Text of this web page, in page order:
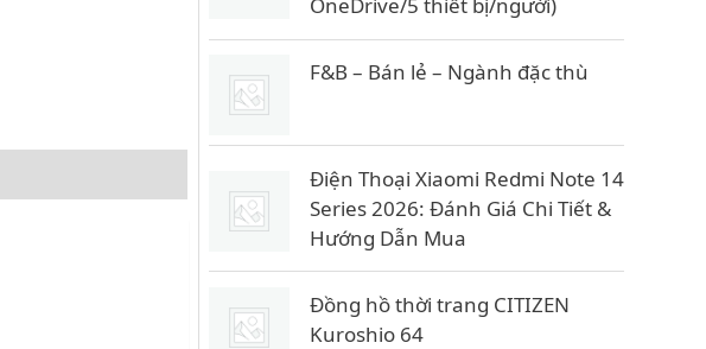
c
2
3
.
6
9
0
ệ
n
i
l
à
2
3
F&B – Bán lẻ – Ngành đặc thù
Điện Thoại Xiaomi Redmi Note 14
Series 2026: Đánh Giá Chi Tiết &
Hướng Dẫn Mua
Đồng hồ thời trang CITIZEN
Kuroshio 64